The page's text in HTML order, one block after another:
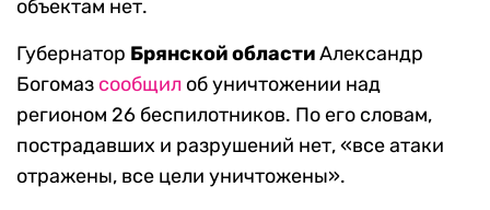
объектам нет.
Губернатор Брянской областиАлександр
Богомаз сообщил об уничтожении над
регионом 26 беспилотников. По его словам,
пострадавших и разрушений нет, «все атаки
отражены, все цели уничтожены».